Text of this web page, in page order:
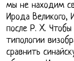
мы не находим
Ирода Великого,
после Р. X.
типологии
сравнить